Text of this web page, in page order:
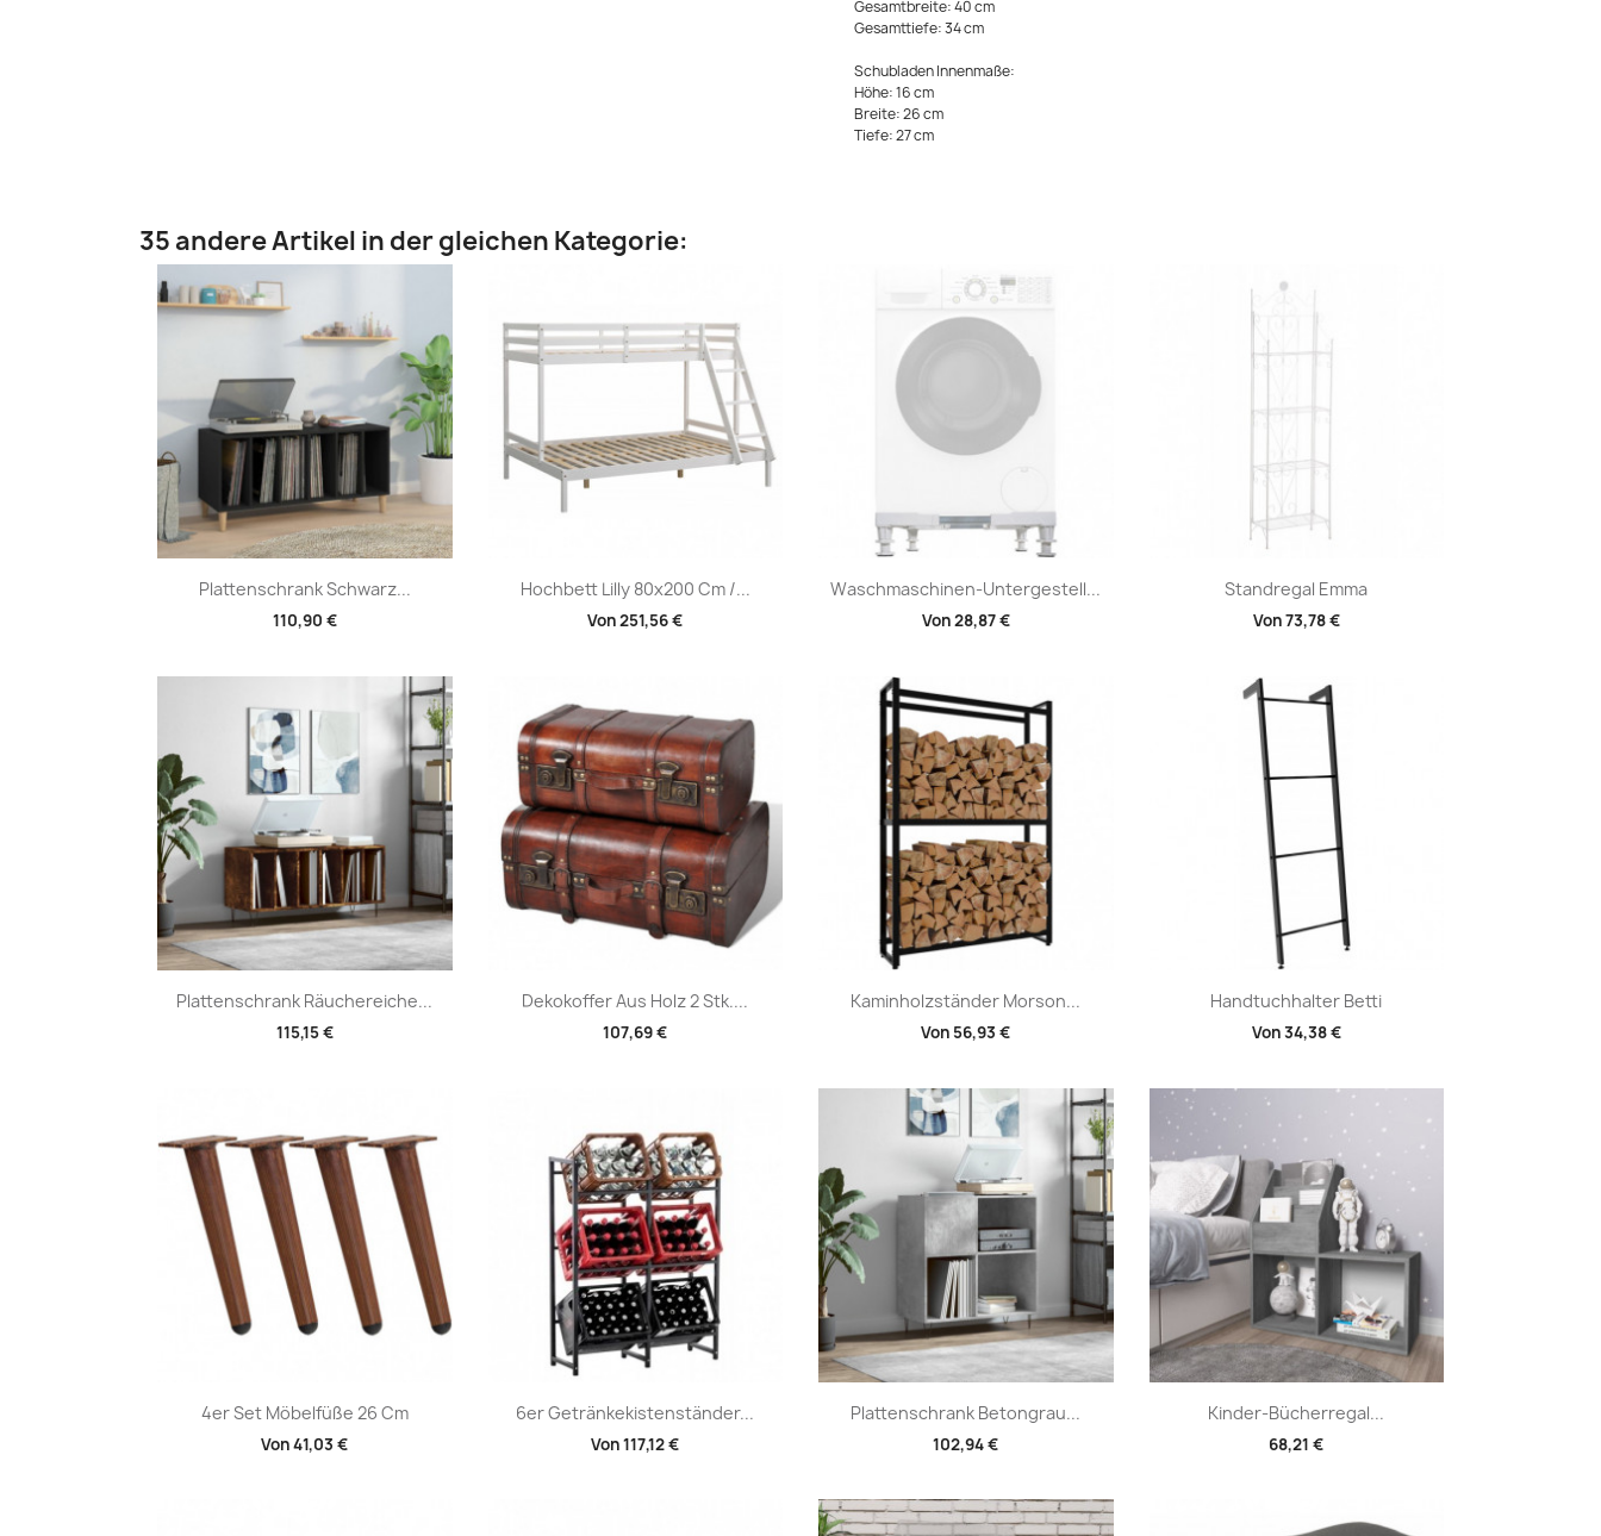
Gesamtbreite: 40 cm
Gesamttiefe: 34 cm
Schubladen Innenmaße:
Höhe: 16 cm
Breite: 26 cm
Tiefe: 27 cm
35 andere Artikel in der gleichen Kategorie:
Plattenschrank Schwarz...
110,90 €
Vorschau Hochbett Lilly 80x200 Cm /...
Von251,56 €
Vorschau Waschmaschinen-Untergestell...
Von28,87 €
Vorschau Standregal Emma
Von73,78 €
Vorschau
Plattenschrank Räuchereiche...
115,15 €
Vorschau Dekokoffer Aus Holz 2 Stk....
107,69 €
Vorschau Kaminholzständer Morson...
Von 56,93 €
Vorschau Handtuchhalter Betti
Von34,38 €
Vorschau
4er Set Möbelfüße 26 Cm
Von41,03 €
Vorschau 6er Getränkekistenständer...
Von117,12 €
Vorschau Plattenschrank Betongrau...
102,94 €
Vorschau Kinder-Bücherregal...
68,21 €
Vorschau